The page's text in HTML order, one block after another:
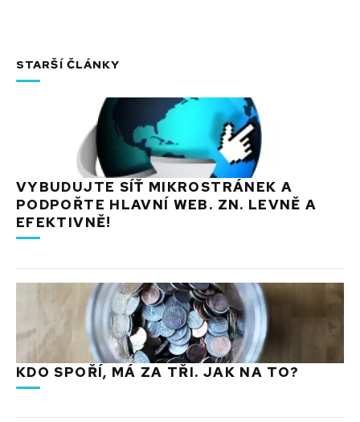
STARŠÍ ČLÁNKY
VYBUDUJTE SÍŤ MIKROSTRÁNEK A
PODPOŘTE HLAVNÍ WEB. ZN. LEVNĚ A
EFEKTIVNĚ!
KDO SPOŘÍ, MÁ ZA TŘI. JAK NA TO?